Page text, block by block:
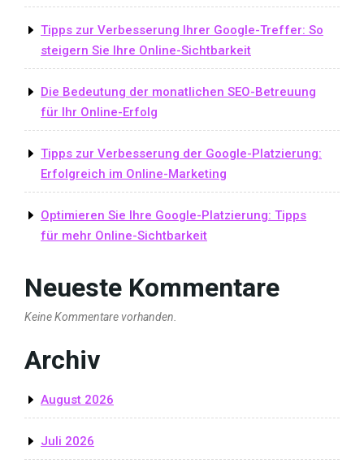
Tipps zur Verbesserung Ihrer Google-Treffer: So
steigern Sie Ihre Online-Sichtbarkeit
Die Bedeutung der monatlichen SEO-Betreuung
für Ihr Online-Erfolg
Tipps zur Verbesserung der Google-Platzierung:
Erfolgreich im Online-Marketing
Optimieren Sie Ihre Google-Platzierung: Tipps
für mehr Online-Sichtbarkeit
Neueste Kommentare
Keine Kommentare vorhanden.
Archiv
August 2026
Juli 2026